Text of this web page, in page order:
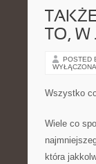
TO,
POSTED
WYŁĄCZONA
Wszystko
Wiele co
która